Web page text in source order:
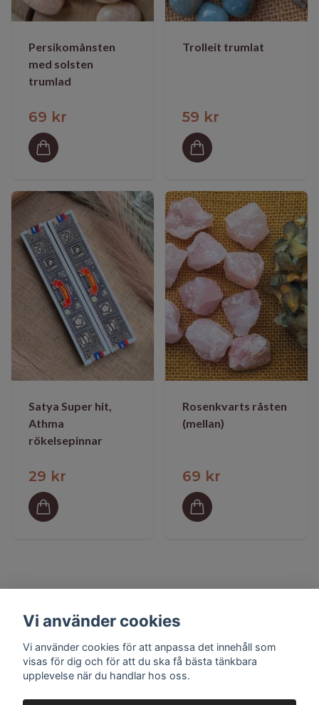
Persikomånsten
med solsten
trumlad
69 kr
Trolleit trumlat
59 kr
Satya Super hit,
Athma
rökelsepinnar
29 kr
Rosenkvarts råsten
(mellan)
69 kr
Prenumerera på vårt nyhetsbrev
Vi använder cookies
Vi använder cookies för att anpassa det innehåll som
visas för dig och för att du ska få bästa tänkbara
upplevelse när du handlar hos oss.